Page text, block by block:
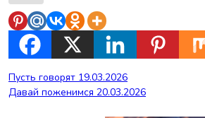
Навигация
по
Пусть говорят 19.03.2026
Давай поженимся 20.03.2026